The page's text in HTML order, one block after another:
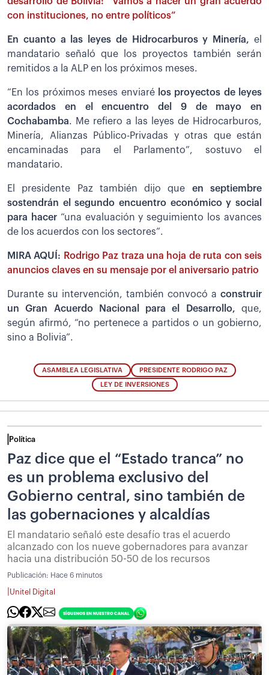
con instituciones, no entre políticos”
En cuanto a las leyes de Hidrocarburos y Minería, el
mandatario señaló que los proyectos también serán
remitidos a la ALP en los próximos meses.
“En los próximos meses enviaré los proyectos de leyes
acordados en el encuentro del 9 de mayo en
Cochabamba. Me refiero a las leyes de Hidrocarburos,
Minería, Alianzas Público-Privadas y otras que están
encaminadas para el Parlamento”, sostuvo el
mandatario.
El presidente Paz también dijo que en septiembre
sostendrán el segundo encuentro económico y social
para hacer“una evaluación y seguimiento los avances
de los acuerdos con los sectores”.
MIRA AQUÍ: Rodrigo Paz traza una hoja de ruta con seis
anuncios claves en su mensaje por el aniversario patrio
Durante su intervención, también convocó a construir
un Gran Acuerdo Nacional para el Desarrollo, que,
según afirmó, “no pertenece a partidos o un gobierno,
sino a Bolivia”.
ASAMBLEA LEGISLATIVA PRESIDENTE RODRIGO PAZ
LEY DE INVERSIONES
Política
Paz dice que el “Estado tranca” no
es un problema exclusivo del
Gobierno central, sino también de
las gobernaciones y alcaldías
El mandatario señaló este desafío tras el acuerdo
alcanzado con los nueve gobernadores para avanzar
hacia una distribución 50-50 de los recursos
Publicación: Hace 6 minutos
Unitel Digital